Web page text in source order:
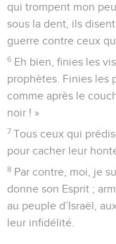
qui trompent mon
sous la dent, ils
guerre contre ceux
6 Eh bien, finies les
prophètes. Finies les
comme après le
noir ! »
7 Tous ceux qui
pour cacher leur
8 Par contre, moi, je
donne son Esprit ;
au peuple d’Israël,
leur infidélité.